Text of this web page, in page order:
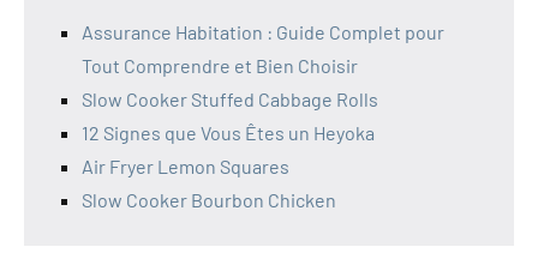
Assurance Habitation : Guide Complet pour
Tout Comprendre et Bien Choisir
Slow Cooker Stuffed Cabbage Rolls
12 Signes que Vous Êtes un Heyoka
Air Fryer Lemon Squares
Slow Cooker Bourbon Chicken